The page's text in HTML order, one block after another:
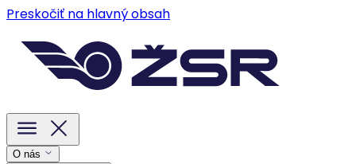
Preskočiť na hlavný obsah
O nás